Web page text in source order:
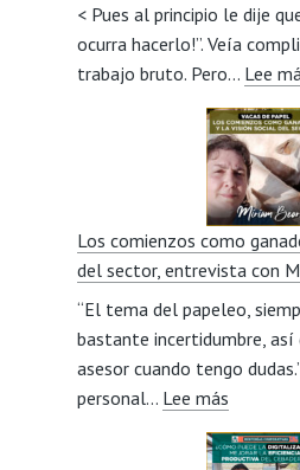
< Pues al principio le dije
ocurra hacerlo!”. Veía
trabajo bruto. Pero… Lee
Los comienzos como
del sector, entrevista con
“El tema del papeleo,
bastante incertidumbre,
asesor cuando tengo
personal… Lee más: